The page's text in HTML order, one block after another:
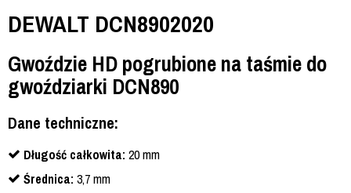
DEWALT DCN8902020
Gwoździe HD pogrubione na taśmie do
gwoździarki DCN890
Dane techniczne:
Długość całkowita: 20 mm
Średnica: 3,7 mm